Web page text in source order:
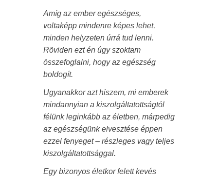
Amíg az ember egészséges,
voltaképp mindenre képes lehet,
minden helyzeten úrrá tud lenni.
Röviden ezt én úgy szoktam
összefoglalni, hogy az egészség
boldogít.
Ugyanakkor azt hiszem, mi emberek
mindannyian a kiszolgáltatottságtól
félünk leginkább az életben, márpedig
az egészségünk elvesztése éppen
ezzel fenyeget – részleges vagy teljes
kiszolgáltatottsággal.
Egy bizonyos életkor felett kevés